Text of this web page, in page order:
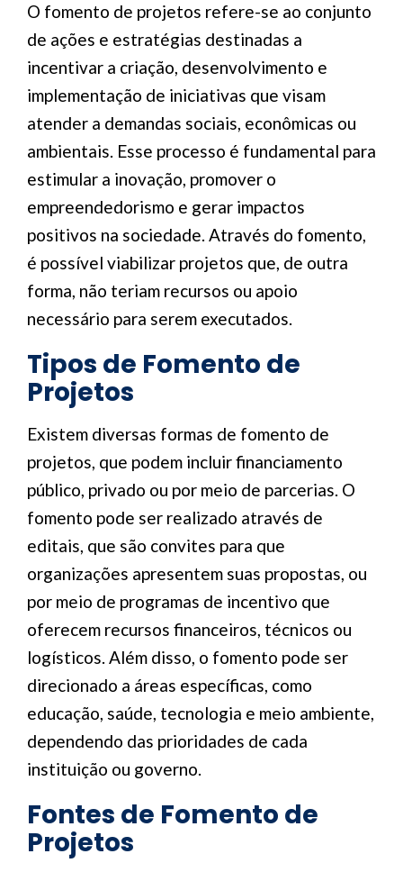
O fomento de projetos refere-se ao conjunto
de ações e estratégias destinadas a
incentivar a criação, desenvolvimento e
implementação de iniciativas que visam
atender a demandas sociais, econômicas ou
ambientais. Esse processo é fundamental para
estimular a inovação, promover o
empreendedorismo e gerar impactos
positivos na sociedade. Através do fomento,
é possível viabilizar projetos que, de outra
forma, não teriam recursos ou apoio
necessário para serem executados.
Tipos de Fomento de
Projetos
Existem diversas formas de fomento de
projetos, que podem incluir financiamento
público, privado ou por meio de parcerias. O
fomento pode ser realizado através de
editais, que são convites para que
organizações apresentem suas propostas, ou
por meio de programas de incentivo que
oferecem recursos financeiros, técnicos ou
logísticos. Além disso, o fomento pode ser
direcionado a áreas específicas, como
educação, saúde, tecnologia e meio ambiente,
dependendo das prioridades de cada
instituição ou governo.
Fontes de Fomento de
Projetos